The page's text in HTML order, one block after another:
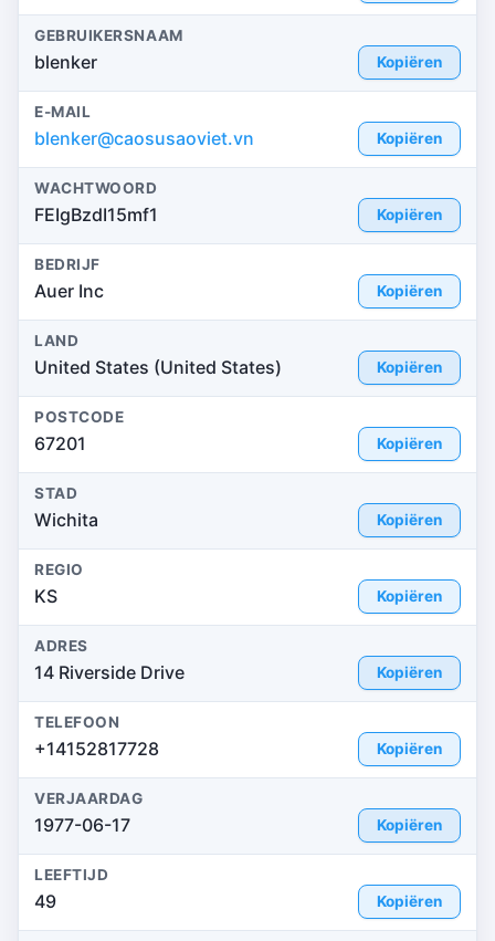
GEBRUIKERSNAAM
blenker Kopiëren
E-MAIL
blenker@caosusaoviet.vn Kopiëren
WACHTWOORD
FEIgBzdI15mf1 Kopiëren
BEDRIJF
Auer Inc Kopiëren
LAND
United States (United States) Kopiëren
POSTCODE
67201 Kopiëren
STAD
Wichita Kopiëren
REGIO
KS Kopiëren
ADRES
14 Riverside Drive Kopiëren
TELEFOON
+14152817728 Kopiëren
VERJAARDAG
1977-06-17 Kopiëren
LEEFTIJD
49 Kopiëren